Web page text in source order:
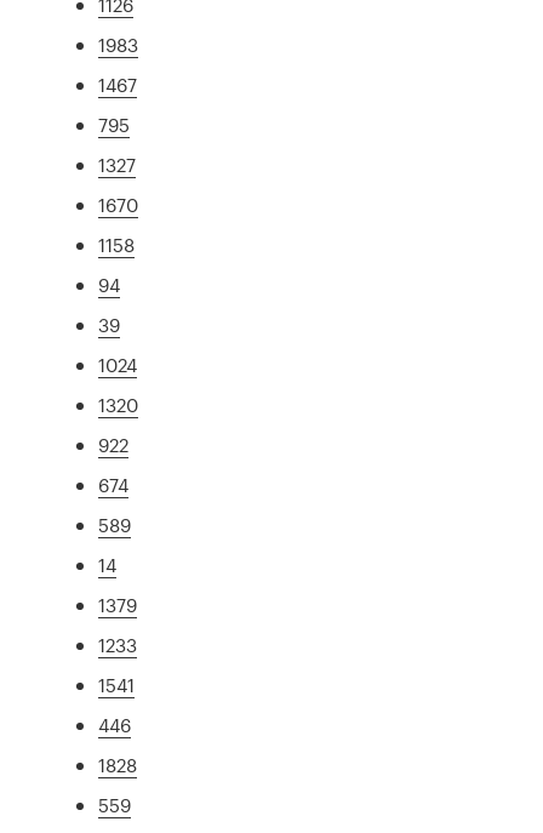
1983
1467
795
1327
1670
1158
94
39
1024
1320
922
674
589
14
1379
1233
1541
446
1828
559